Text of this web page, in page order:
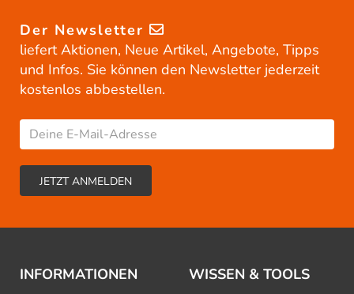
Der Newsletter
liefert Aktionen, Neue Artikel, Angebote, Tipps
und Infos. Sie können den Newsletter jederzeit
kostenlos abbestellen.
INFORMATIONEN WISSEN & TOOLS